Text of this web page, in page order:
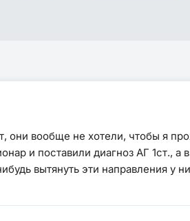
они вообще не хотели, чтобы я
и поставили диагноз АГ 1ст., а в
вытянуть эти направления у